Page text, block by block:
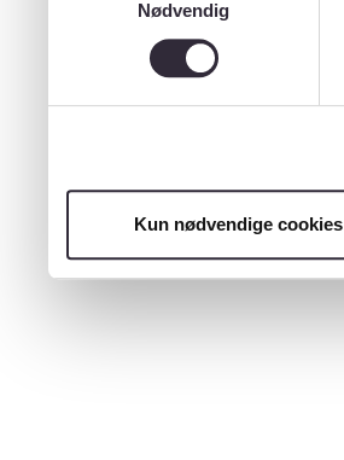
Nødvendig
Kun nødvendige cookies